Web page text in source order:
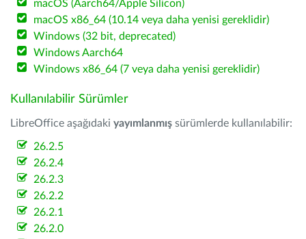
macOS (Aarch64/Apple Silicon)
macOS x86_64 (10.14 veya daha yenisi gereklidir)
Windows (32 bit, deprecated)
Windows Aarch64
Windows x86_64 (7 veya daha yenisi gereklidir)
Kullanılabilir Sürümler
LibreOffice aşağıdaki yayımlanmış sürümlerde kullanılabilir:
26.2.5
26.2.4
26.2.3
26.2.2
26.2.1
26.2.0